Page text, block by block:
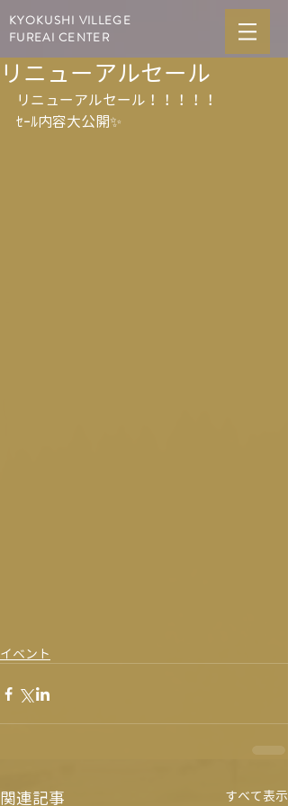
KYOKUSHI VILLEGE
FUREAI CENTER
リニューアルセール
リニューアルセール！！！！！
ｾｰﾙ内容大公開✨
イベント
関連記事 すべて表示